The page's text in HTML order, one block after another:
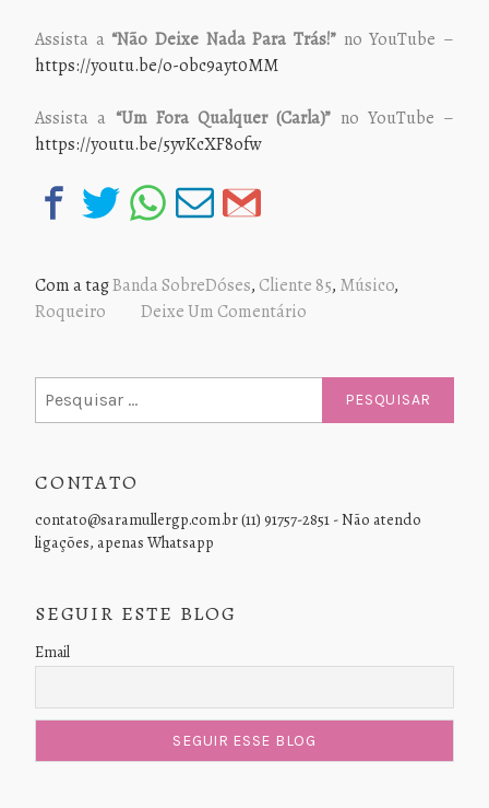
Assista a “Não Deixe Nada Para Trás!” no YouTube –
https://youtu.be/o-obc9ayt0MM
Assista a “Um Fora Qualquer (Carla)” no YouTube –
https://youtu.be/5yvKcXF8ofw
Com a tagBanda SobreDóses, Cliente 85, Músico,
Roqueiro
Deixe Um Comentário
por:
CONTATO
contato@saramullergp.com.br (11) 91757-2851 - Não atendo
ligações, apenas Whatsapp
SEGUIR ESTE BLOG
Email